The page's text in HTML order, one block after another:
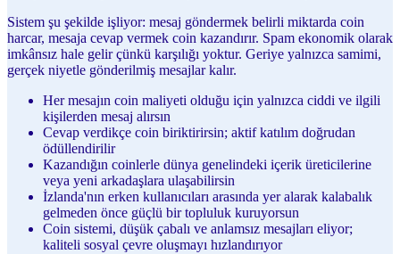
Sistem şu şekilde işliyor: mesaj göndermek belirli miktarda coin
harcar, mesaja cevap vermek coin kazandırır. Spam ekonomik olarak
imkânsız hale gelir çünkü karşılığı yoktur. Geriye yalnızca samimi,
gerçek niyetle gönderilmiş mesajlar kalır.
Her mesajın coin maliyeti olduğu için yalnızca ciddi ve ilgili
kişilerden mesaj alırsın
Cevap verdikçe coin biriktirirsin; aktif katılım doğrudan
ödüllendirilir
Kazandığın coinlerle dünya genelindeki içerik üreticilerine
veya yeni arkadaşlara ulaşabilirsin
İzlanda'nın erken kullanıcıları arasında yer alarak kalabalık
gelmeden önce güçlü bir topluluk kuruyorsun
Coin sistemi, düşük çabalı ve anlamsız mesajları eliyor;
kaliteli sosyal çevre oluşmayı hızlandırıyor